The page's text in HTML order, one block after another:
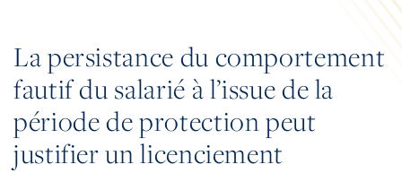
La persistance du comportement
fautif du salarié à l’issue de la
période de protection peut
justifier un licenciement